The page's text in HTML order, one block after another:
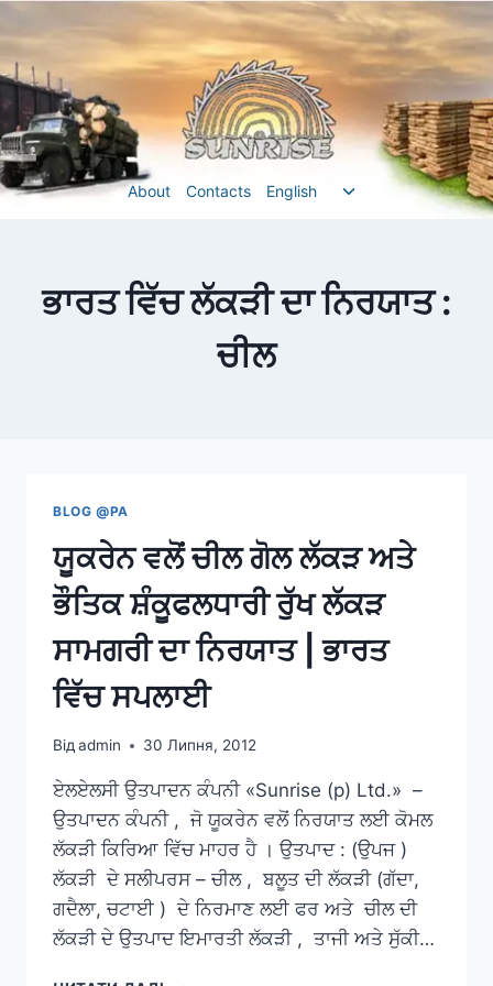
Перейти
до
вмісту
About Contacts English
Перемкнути
ਭਾਰਤ ਵਿੱਚ ਲੱਕੜੀ ਦਾ ਨਿਰਯਾਤ :
ਚੀਲ
BLOG @PA
ਯੂਕਰੇਨ ਵਲੋਂ ਚੀਲ ਗੋਲ ਲੱਕੜ ਅਤੇ
ਭੌਤਿਕ ਸ਼ੰਕੂਫਲਧਾਰੀ ਰੁੱਖ ਲੱਕੜ
ਸਾਮਗਰੀ ਦਾ ਨਿਰਯਾਤ | ਭਾਰਤ
ਵਿੱਚ ਸਪਲਾਈ
Відadmin 30 Липня, 2012
ਏਲਏਲਸੀ ਉਤਪਾਦਨ ਕੰਪਨੀ «Sunrise (p) Ltd.» –
ਉਤਪਾਦਨ ਕੰਪਨੀ , ਜੋ ਯੂਕਰੇਨ ਵਲੋਂ ਨਿਰਯਾਤ ਲਈ ਕੋਮਲ
ਲੱਕੜੀ ਕਿਰਿਆ ਵਿੱਚ ਮਾਹਰ ਹੈ । ਉਤਪਾਦ : (ਉਪਜ )
ਲੱਕੜੀ ਦੇ ਸਲੀਪਰਸ – ਚੀਲ , ਬਲੂਤ ਦੀ ਲੱਕੜੀ (ਗੱਦਾ,
ਗਦੈਲਾ, ਚਟਾਈ ) ਦੇ ਨਿਰਮਾਣ ਲਈ ਫਰ ਅਤੇ ਚੀਲ ਦੀ
ਲੱਕੜੀ ਦੇ ਉਤਪਾਦ ਇਮਾਰਤੀ ਲੱਕੜੀ , ਤਾਜੀ ਅਤੇ ਸੁੱਕੀ…